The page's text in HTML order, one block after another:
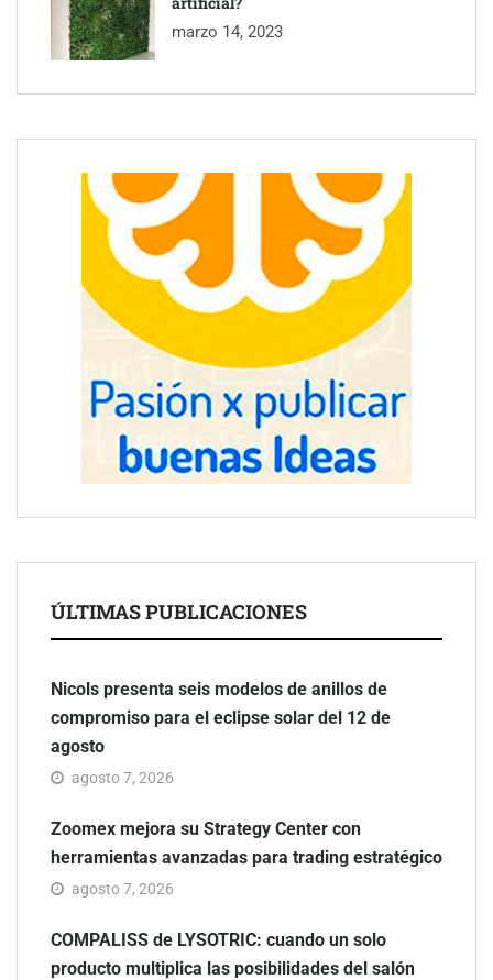
marzo 14, 2023
ÚLTIMAS PUBLICACIONES
Nicols presenta seis modelos de anillos de
compromiso para el eclipse solar del 12 de
agosto
agosto 7, 2026
Zoomex mejora su Strategy Center con
herramientas avanzadas para trading estratégico
agosto 7, 2026
COMPALISS de LYSOTRIC: cuando un solo
producto multiplica las posibilidades del salón